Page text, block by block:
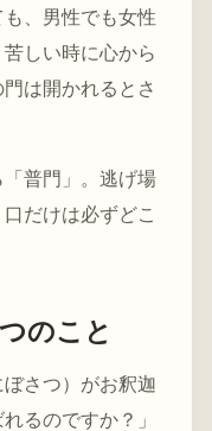
、男性でも女性
しい時に心から
は開かれるとさ
「普門」。逃げ場
だけは必ずどこ
のこと
さつ）がお釈迦
るのですか？」